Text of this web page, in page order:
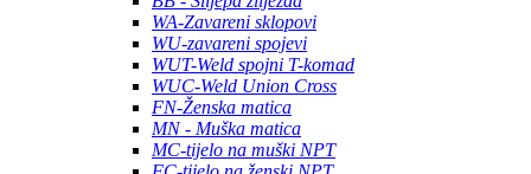
WA-Zavareni sklopovi
WU-zavareni spojevi
WUT-Weld spojni T-komad
WUC-Weld Union Cross
FN-Ženska matica
MN - Muška matica
MC-tijelo na muški NPT